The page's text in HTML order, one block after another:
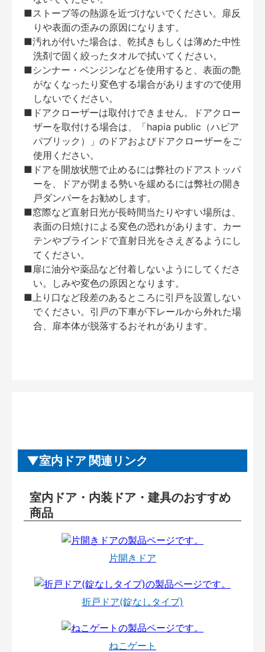
■ストーブ等の熱源を近づけないでください。扉反
りや表面の歪みの原因になります。
■汚れが付いた場合は、乾拭きもしくは薄めた中性
洗剤で固く絞ったタオルで拭いてください。
■シンナー・ベンジンなどを使用すると、表面の艶
がなくなったり変色する場合がありますので使用
しないでください。
■ドアクローザーは取付けできません。ドアクロー
ザーを取付ける場合は、「hapia public（ハピア
パブリック）」のドアおよびドアクローザーをご
使用ください。
■ドアを開放状態で止めるには弊社のドアストッパ
ーを、ドアが閉まる勢いを緩めるには弊社の開き
戸ダンパーをお勧めします。
■窓際など直射日光が長時間当たりやすい場所は、
表面の日焼けによる変色の恐れがあります。カー
テンやブラインドで直射日光をさえぎるようにし
てください。
■扉に油分や薬品など付着しないようにしてくださ
い。しみや変色の原因となります。
■上り口など段差のあるところに引戸を設置しない
でください。引戸の下車が下レールから外れた場
合、扉本体が脱落するおそれがあります。
室内ドア 関連リンク
室内ドア・内装ドア・建具のおすすめ
商品
片開きドア
折戸ドア(錠なしタイプ)
ねこゲート